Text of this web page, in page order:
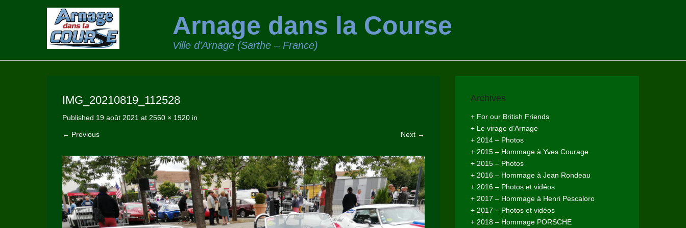
Arnage dans la Course
Ville d'Arnage (Sarthe – France)
IMG_20210819_112528
Published 19 août 2021 at 2560 × 1920 in
← Previous Next →
Archives
+ For our British Friends
+ Le virage d’Arnage
+ 2014 – Photos
+ 2015 – Hommage à Yves Courage
+ 2015 – Photos
+ 2016 – Hommage à Jean Rondeau
+ 2016 – Photos et vidéos
+ 2017 – Hommage à Henri Pescaloro
+ 2017 – Photos et vidéos
+ 2018 – Hommage PORSCHE